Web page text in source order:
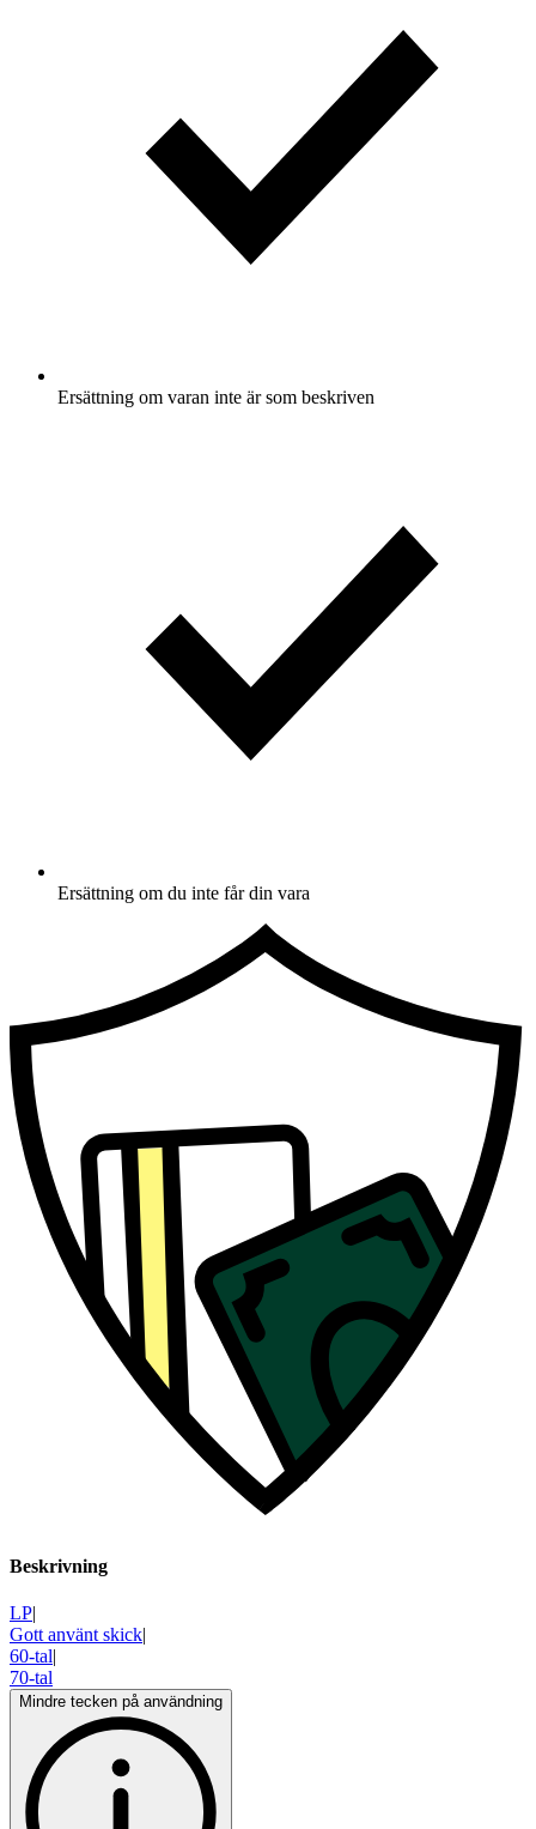
Ersättning om varan inte är som beskriven
Ersättning om du inte får din vara
Beskrivning
LP|
Gott använt skick|
60-tal|
70-tal
Mindre tecken på användning